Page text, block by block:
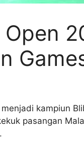
kampiun
pasangan